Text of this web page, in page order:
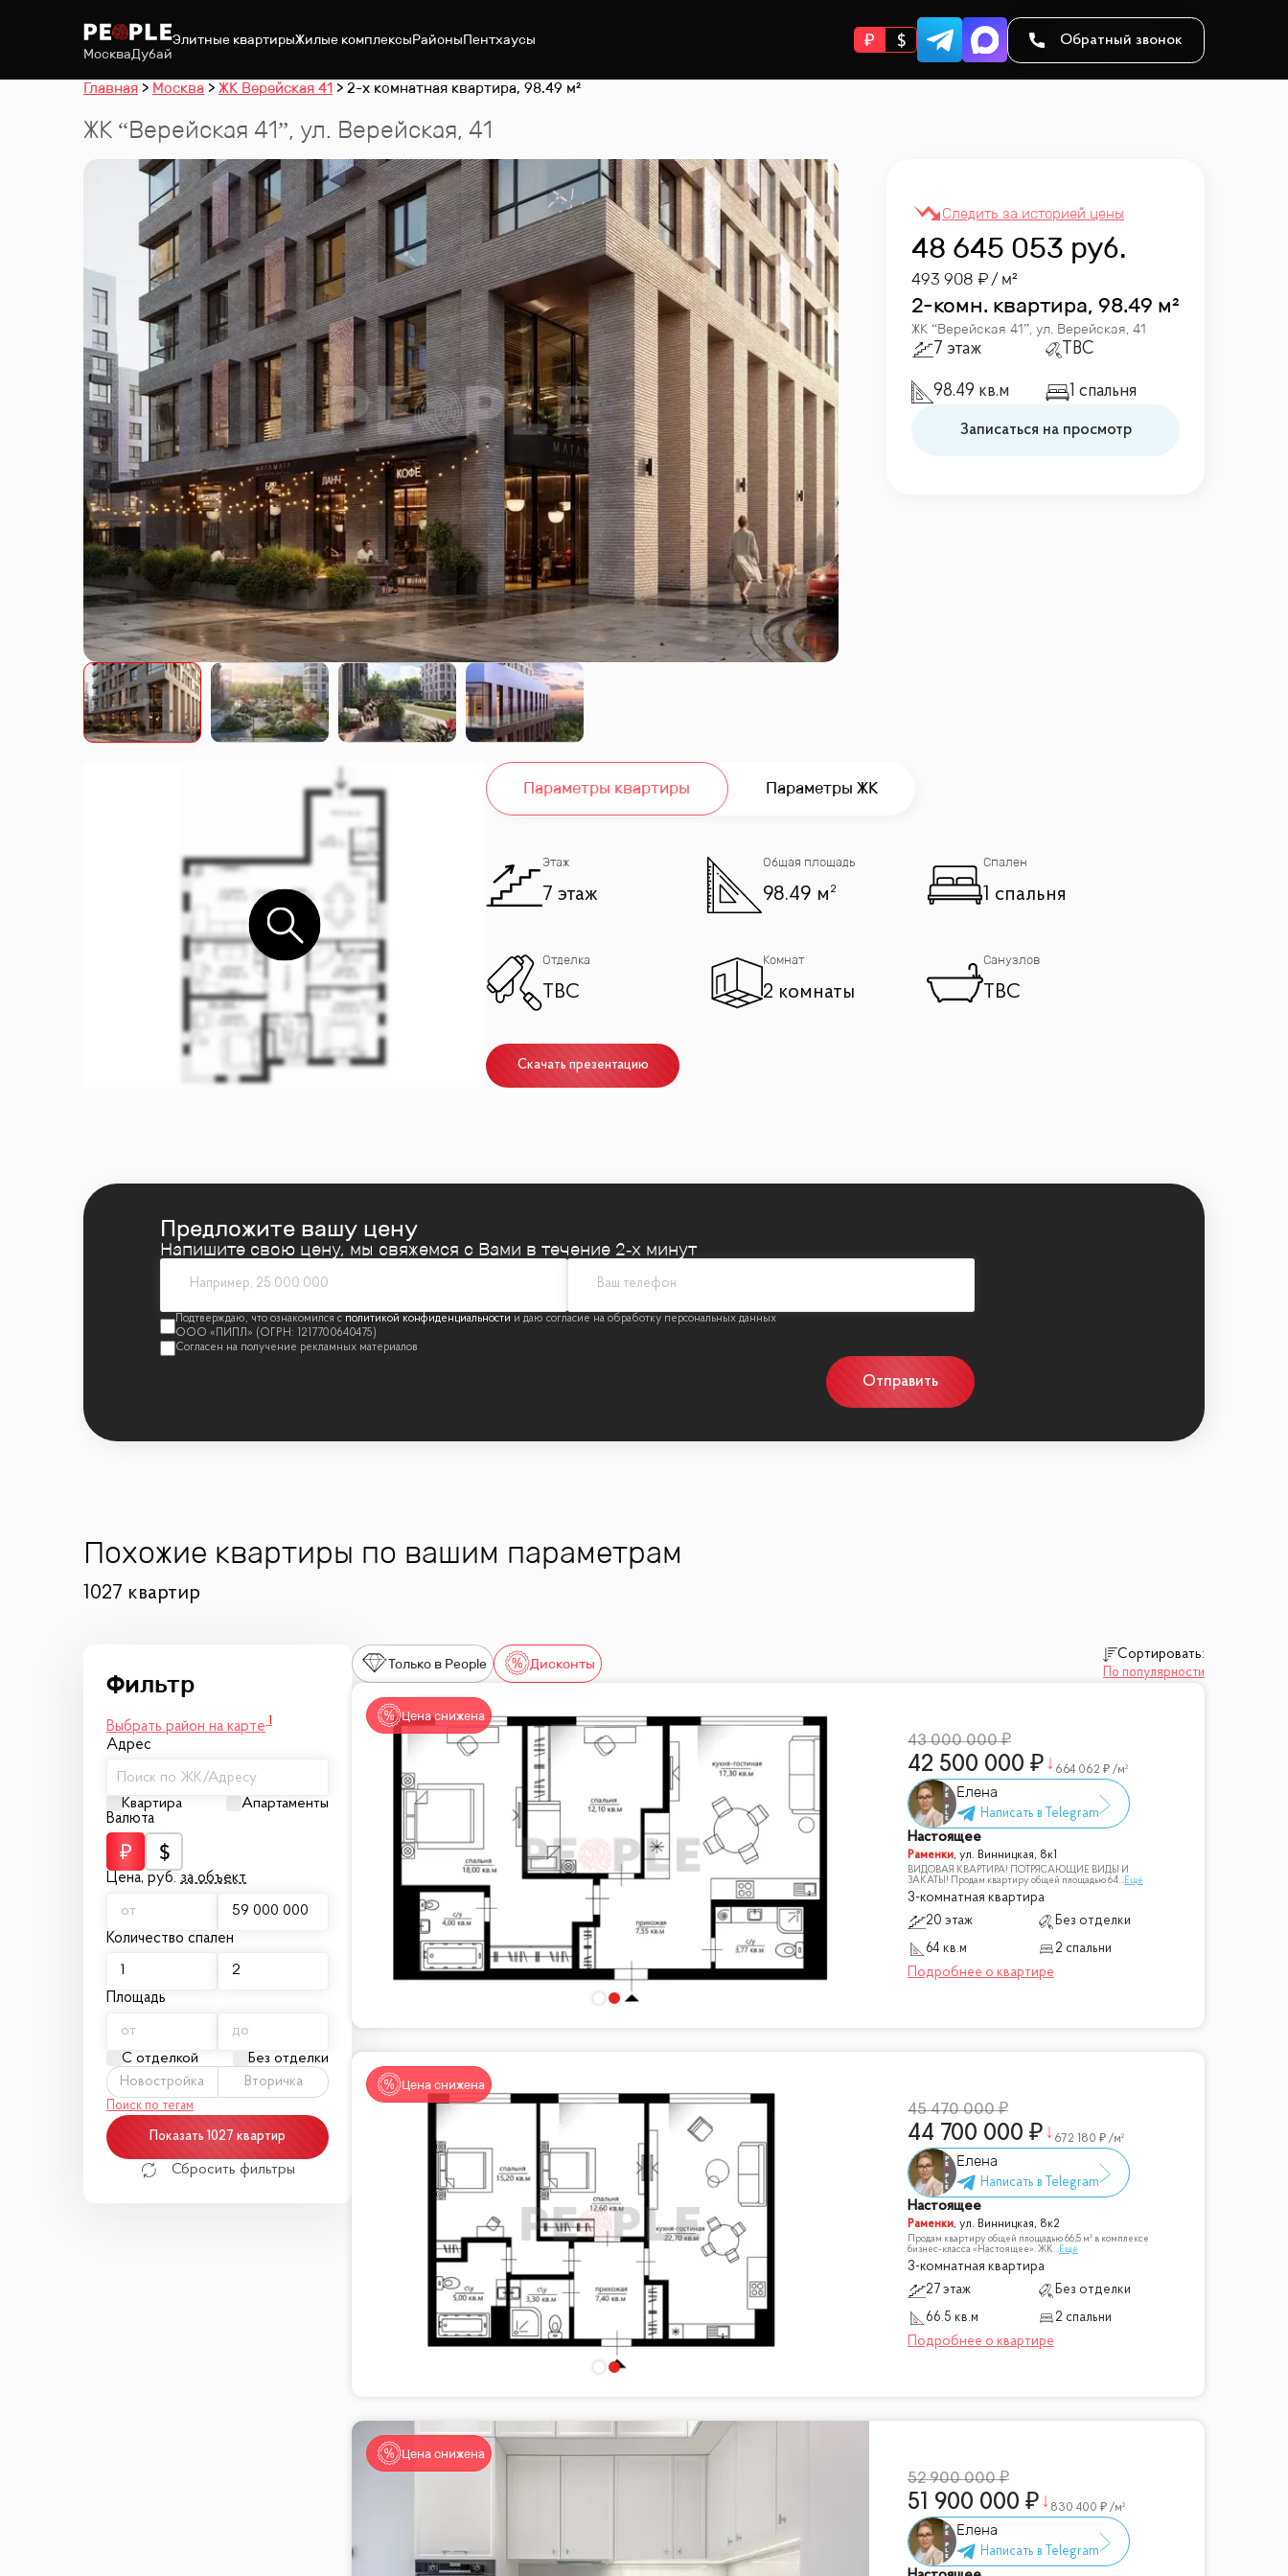
МоскваДубай
Элитные квартирыЖилые комплексыРайоныПентхаусы Обратный звонок
Главная Москва ЖК Верейская 41 2-х комнатная квартира, 98.49 м²
ЖК “Верейская 41”, ул. Верейская, 41
48 645 053 руб.
493 908 / м²
2-комн. квартира, 98.49 м²
ЖК “Верейская 41”, ул. Верейская, 41
7 этаж TBC
98.49 кв.м 1 спальня
Записаться на просмотр
Параметры квартиры Параметры ЖК
Этаж
7 этаж
Общая площадь
98.49 м²
Спален
1 спальня
Отделка
TBC
Комнат
2 комнаты
Санузлов
TBC
Скачать презентацию
Предложите вашу цену
Напишите свою цену, мы свяжемся с Вами в течение 2‑х минут
политикой конфиденциальности
Отправить
Похожие квартиры по вашим параметрам
1027 квартир
Выбрать район на карте
Адрес
Поиск по ЖК/Адресу
Квартира
Апартаменты
Валюта
Цена, руб. за объект
Количество спален
Площадь
С отделкой Без отделки
Новостройка Вторичка
Поиск по тегам
Показать 1027 квартир
Сбросить фильтры
Только в People Дисконты
Сортировать:
По популярности
Цена снижена
43 000 000
42 500 000 664 062 /м²
Елена
Настоящее
Раменки, ул. Винницкая, 8к1
ВИДОВАЯ КВАРТИРА! ПОТРЯСАЮЩИЕ ВИДЫ И
ЗАКАТЫ! Продам квартиру общей площадью 64...Ещё
3-комнатная квартира
20 этаж
Без отделки
64 кв.м
2 спальни
Цена снижена
45 470 000
44 700 000 672 180 /м²
Елена
Настоящее
Раменки, ул. Винницкая, 8к2
Продам квартиру общей площадью 66,5 м² в комплексе
бизнес-класса «Настоящее». ЖК...Ещё
3-комнатная квартира
27 этаж
Без отделки
66.5 кв.м
2 спальни
Цена снижена
52 900 000
51 900 000 830 400 /м²
Елена